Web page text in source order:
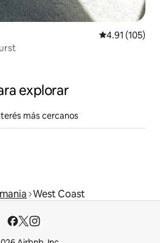
Calificación
4.91 (105)
explorar
más cercanos
West Coast